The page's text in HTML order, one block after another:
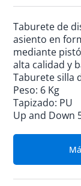
Taburete de
asiento en
mediante
alta calidad y
Taburete silla
Peso: 6 Kg
Tapizado: PU
Up and Down